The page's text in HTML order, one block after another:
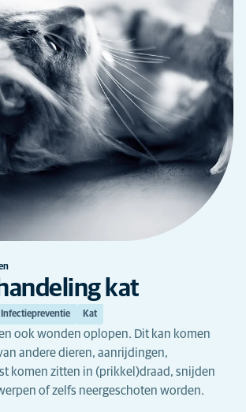
kat
Infectiepreventie Kat
ook wonden oplopen. Dit kan komen
andere dieren, aanrijdingen,
komen zitten in (prikkel)draad, snijden
of zelfs neergeschoten worden.